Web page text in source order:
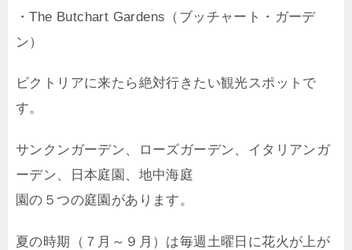
・The Butchart Gardens（ブッチャート・ガーデ
ン）
ビクトリアに来たら絶対行きたい観光スポットで
す。
サンクンガーデン、ローズガーデン、イタリアンガ
ーデン、日本庭園、地中海庭
園の５つの庭園があります。
夏の時期（７月～９月）は毎週土曜日に花火が上が